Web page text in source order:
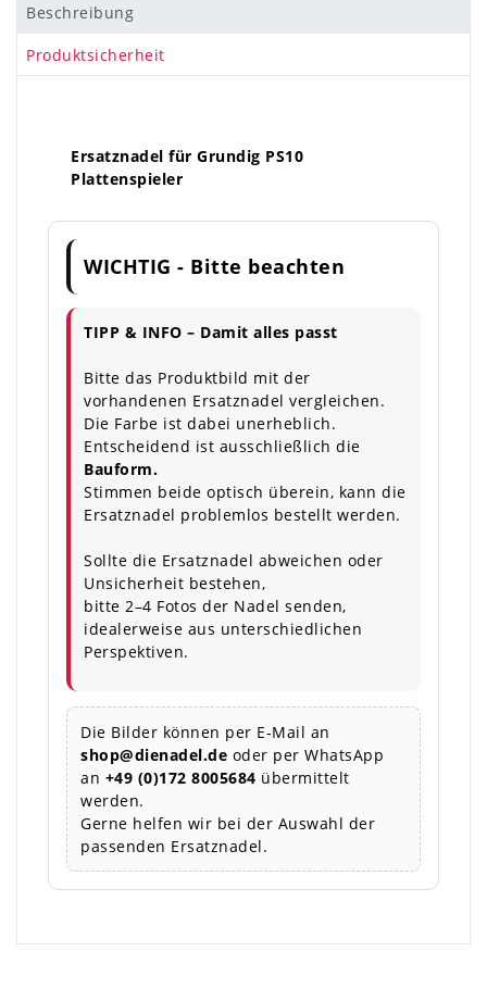
Beschreibung
Produktsicherheit
Ersatznadel für Grundig PS10
Plattenspieler
WICHTIG - Bitte beachten
TIPP & INFO – Damit alles passt
Bitte das Produktbild mit der
vorhandenen Ersatznadel vergleichen.
Die Farbe ist dabei unerheblich.
Entscheidend ist ausschließlich die
Bauform.
Stimmen beide optisch überein, kann die
Ersatznadel problemlos bestellt werden.
Sollte die Ersatznadel abweichen oder
Unsicherheit bestehen,
bitte 2–4 Fotos der Nadel senden,
idealerweise aus unterschiedlichen
Perspektiven.
Die Bilder können per E-Mail an
shop@dienadel.de oder per WhatsApp
an +49 (0)172 8005684 übermittelt
werden.
Gerne helfen wir bei der Auswahl der
passenden Ersatznadel.